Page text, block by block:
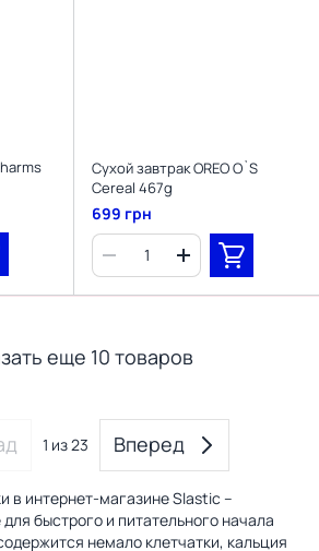
Сухой завтрак OREO O`S
Cereal 467g
699 грн
еще 10 товаров
1 из 23 Вперед
в интернет-магазине Slastic –
быстрого и питательного начала
немало клетчатки, кальция